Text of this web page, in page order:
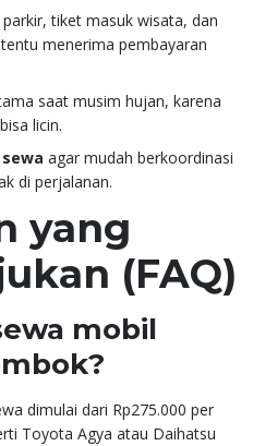
tiket masuk wisata, dan
menerima pembayaran
saat musim hujan, karena
licin.
agar mudah berkoordinasi
di perjalanan.
yang
(FAQ)
mobil
dimulai dari Rp275.000 per
Toyota Agya atau Daihatsu